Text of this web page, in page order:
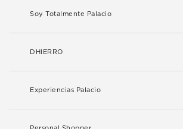
Soy Totalmente Palacio
DHIERRO
Experiencias Palacio